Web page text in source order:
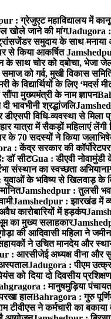
: ग्रेजुएट महाविद्यालय में
खोले जाने की मांगJadugora
समुदाय के साथ मनाया
से किया आकर्षित
के साथ चोर को दबोचा, भेजा
को गर्व, मुखी विकास
के विद्यार्थियों के लिए ‘मदर्स
मुख्यमंत्री के नाम ज्ञापन
भावभीनी श्रद्धांजलि
विधि-व्यवस्था से मिला
यात्रा में सैकड़ों महिलाएं लेंगी
के 70 सदस्यों ने किया
: केंद्र सरकार की
डॉ सीटGua : डीएवी नोवामुंडी
संस्थान का स्वच्छता अभियान
के भविष्य से खिलवाड़ के
Jamshedpur : तुलसी
Jamshedpur : झारखंड में
कारोबारियों में हड़कंप
का मुख्य सलाहकार
की आदिवासी महिला ने
ने उचित मानदेय और
: आरसीजेई अध्यक्ष वीना और
Jadugora : पीएम
को दिया दो दिवसीय प्रशिक्षण
: मानुषमुड़िया
हालBahragora : गुरु
टीवीएस ने कर्मचारी का